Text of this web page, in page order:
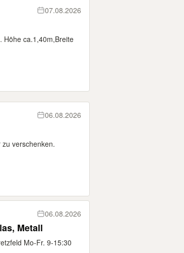
07.08.2026
Höhe ca.1,40m,Breite
06.08.2026
verschenken.
06.08.2026
Metall
Mo-Fr. 9-15:30